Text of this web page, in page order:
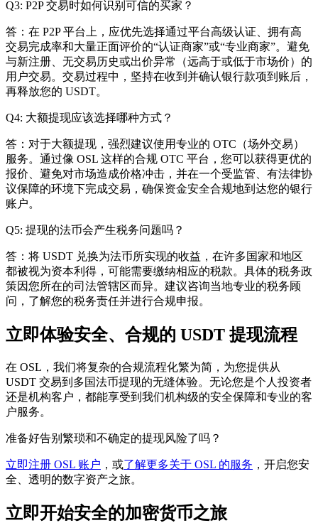
Q3: P2P 交易时如何识别可信的买家？
答：在 P2P 平台上，应优先选择通过平台高级认证、拥有高
交易完成率和大量正面评价的“认证商家”或“专业商家”。避免
与新注册、无交易历史或出价异常（远高于或低于市场价）的
用户交易。交易过程中，坚持在收到并确认银行款项到账后，
再释放您的 USDT。
Q4: 大额提现应该选择哪种方式？
答：对于大额提现，强烈建议使用专业的 OTC（场外交易）
服务。通过像 OSL 这样的合规 OTC 平台，您可以获得更优的
报价、避免对市场造成价格冲击，并在一个受监管、有法律协
议保障的环境下完成交易，确保资金安全合规地到达您的银行
账户。
Q5: 提现的法币会产生税务问题吗？
答：将 USDT 兑换为法币所实现的收益，在许多国家和地区
都被视为资本利得，可能需要缴纳相应的税款。具体的税务政
策因您所在的司法管辖区而异。建议咨询当地专业的税务顾
问，了解您的税务责任并进行合规申报。
立即体验安全、合规的 USDT 提现流程
在 OSL，我们将复杂的合规流程化繁为简，为您提供从
USDT 交易到多国法币提现的无缝体验。无论您是个人投资者
还是机构客户，都能享受到我们机构级的安全保障和专业的客
户服务。
准备好告别繁琐和不确定的提现风险了吗？
立即注册 OSL 账户 ，或了解更多关于 OSL 的服务 ，开启您安
全、透明的数字资产之旅。
立即开始安全的加密货币之旅